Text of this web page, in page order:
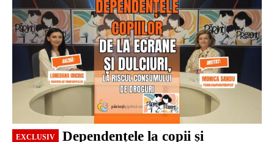
EXCLUSIV